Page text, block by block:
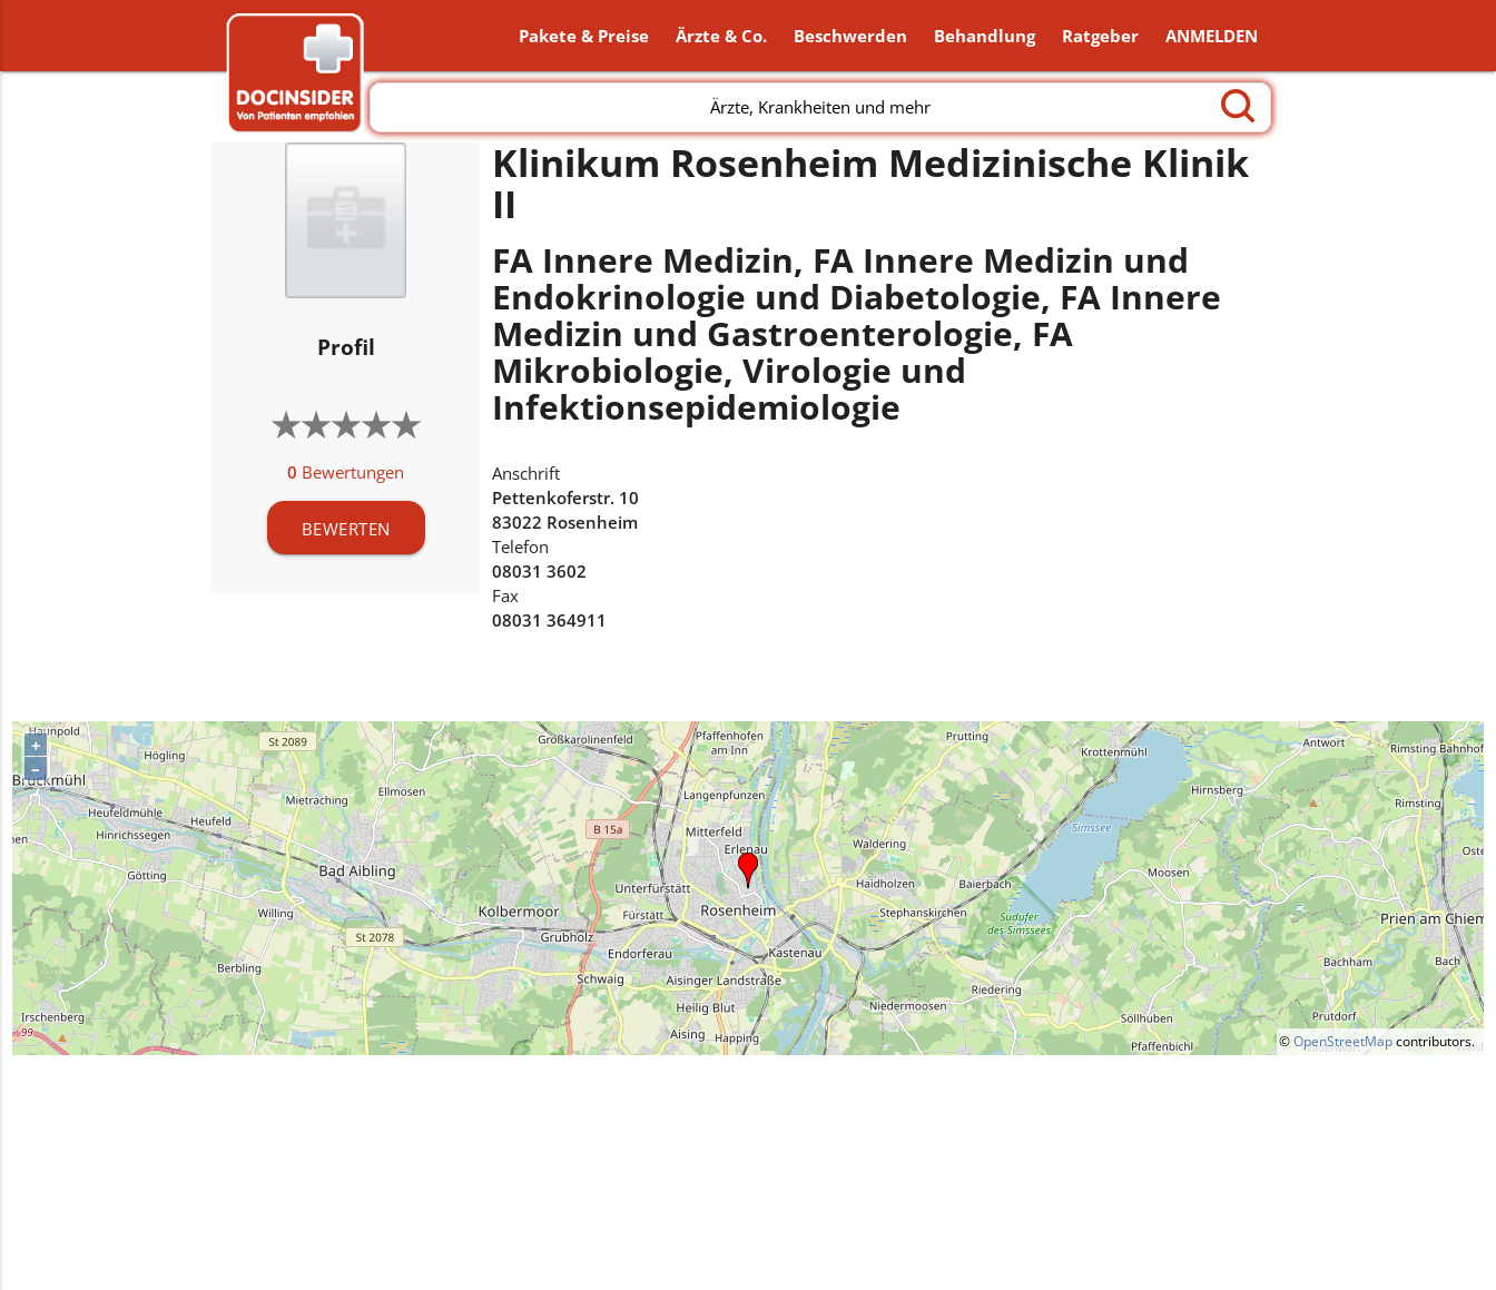
Pakete & Preise Ärzte & Co. Beschwerden Behandlung Ratgeber ANMELDEN
Ärzte, Krankheiten und mehr
Profil
★★★★★
★★★★★
0 Bewertungen
BEWERTEN
Klinikum Rosenheim Medizinische Klinik
II
FA Innere Medizin, FA Innere Medizin und
Endokrinologie und Diabetologie, FA Innere
Medizin und Gastroenterologie, FA
Mikrobiologie, Virologie und
Infektionsepidemiologie
Anschrift
Pettenkoferstr. 10
83022 Rosenheim
Telefon
08031 3602
Fax
08031 364911
+
–
©OpenStreetMapcontributors.